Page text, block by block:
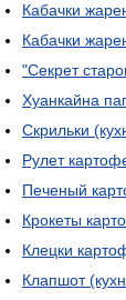
Кабачки
Кабачки
"Секрет
Хуанкайна
Скрильки
Рулет
Печеный
Крокеты
Клецки
Клапшот